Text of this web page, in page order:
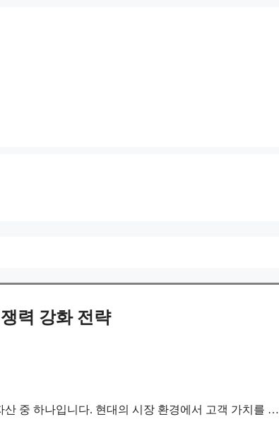
력 강화 전략
중 하나입니다. 현대의 시장 환경에서 고객 가치를 …